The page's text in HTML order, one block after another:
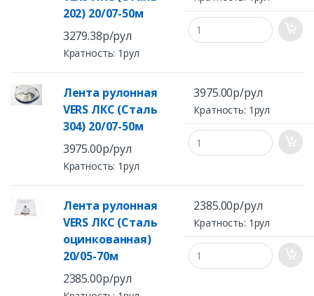
202) 20/07-50м
3279.38р/рул
Кратность: 1рул
Лента рулонная
VERS ЛКС (Сталь
304) 20/07-50м
3975.00р/рул
Кратность: 1рул
3975.00р/рул
Кратность: 1рул
Лента рулонная
VERS ЛКС (Сталь
оцинкованная)
20/05-70м
2385.00р/рул
2385.00р/рул
Кратность: 1рул